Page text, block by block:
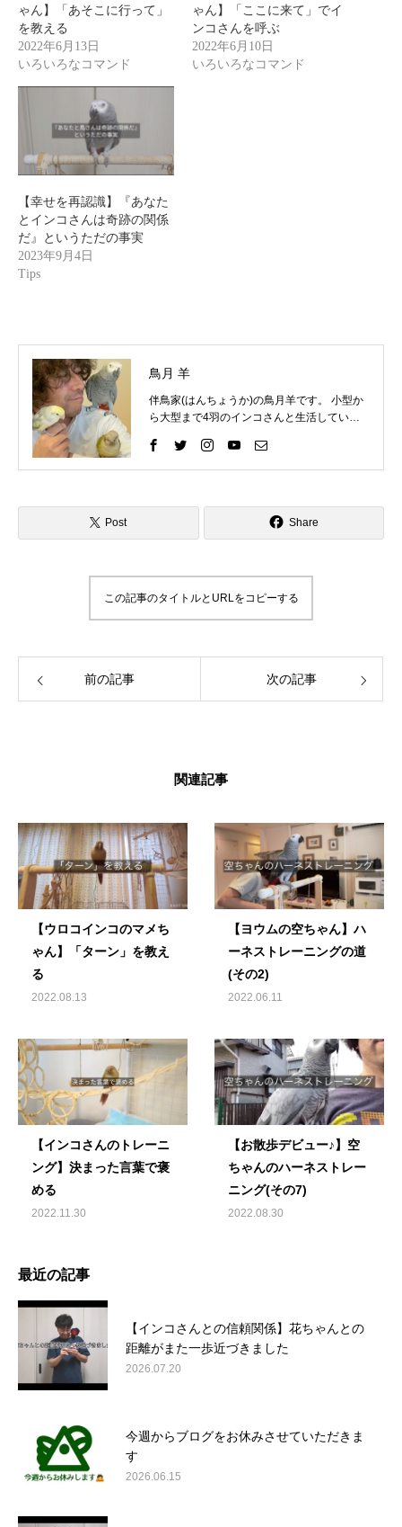
ゃん】「あそこに行って」
を教える
2022年6月13日
いろいろなコマンド
ゃん】「ここに来て」でイ
ンコさんを呼ぶ
2022年6月10日
いろいろなコマンド
【幸せを再認識】『あなた
とインコさんは奇跡の関係
だ』というただの事実
2023年9月4日
Tips
鳥月 羊
伴鳥家(はんちょうか)の鳥月羊です。 小型か
ら大型まで4羽のインコさんと生活していま
困りごとを経験してきました。 そしてそれを
いろいろな方法で解決して、今ではインコさ
インコライフをさらに楽しいものにしたい。
インコさんと「生涯の相棒」と呼べるような
に、生きていく」 生涯の相棒インコと寄り添
える生活を愛鳥家さんと一緒にデザインして
Post Share
この記事のタイトルとURLをコピーする
前の記事 次の記事
関連記事
【ウロコインコのマメち
ゃん】「ターン」を教え
る
2022.08.13
【ヨウムの空ちゃん】ハ
ーネストレーニングの道
(その2)
2022.06.11
【インコさんのトレーニ
ング】決まった言葉で褒
める
2022.11.30
【お散歩デビュー♪】空
ちゃんのハーネストレー
ニング(その7)
2022.08.30
最近の記事
【インコさんとの信頼関係】花ちゃんとの
距離がまた一歩近づきました
2026.07.20
今週からブログをお休みさせていただきま
す
2026.06.15